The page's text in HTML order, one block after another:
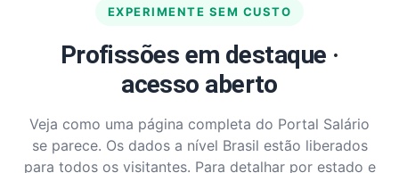
EXPERIMENTE SEM CUSTO
Profissões em destaque ·
acesso aberto
Veja como uma página completa do Portal Salário
se parece. Os dados a nível Brasil estão liberados
para todos os visitantes. Para detalhar por estado e